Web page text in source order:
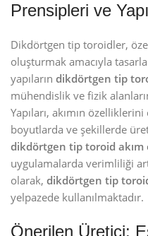
Prensipleri ve
Dikdörtgen tip toroidler,
oluşturmak amacıyla
yapıların dikdörtgen tip
mühendislik ve fizik
Yapıları, akımın
boyutlarda ve şekillerde
dikdörtgen tip toroid akım
uygulamalarda verimliliği
olarak, dikdörtgen tip
yelpazede kullanılmaktadır.
Önerilen Üretici: